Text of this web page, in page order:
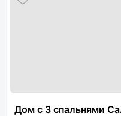
Дом с 3 спальнями